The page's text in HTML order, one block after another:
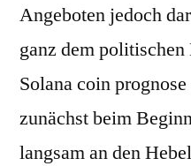
Angeboten jedoch
ganz dem
Solana coin
zunächst beim
langsam an den